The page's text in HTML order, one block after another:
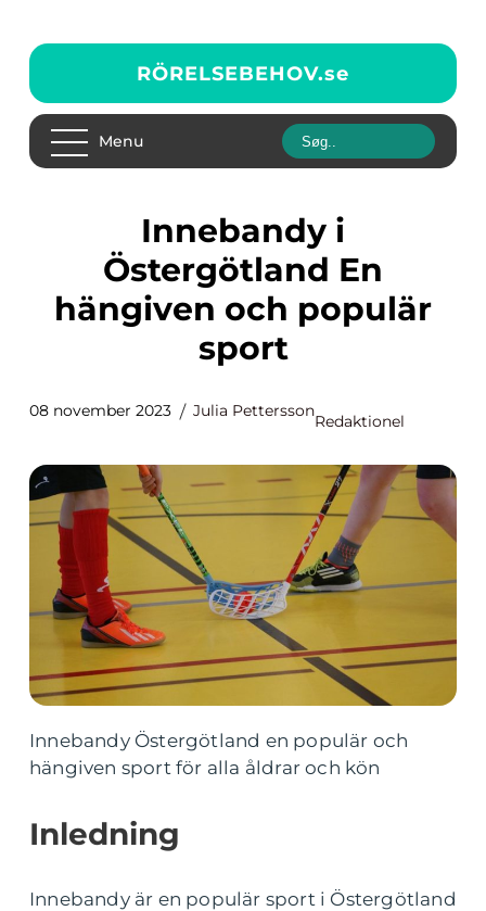
RÖRELSEBEHOV.se
Menu
Innebandy i
Östergötland En
hängiven och populär
sport
08 november 2023 Julia Pettersson
Redaktionel
Innebandy Östergötland en populär och
hängiven sport för alla åldrar och kön
Inledning
Innebandy är en populär sport i Östergötland